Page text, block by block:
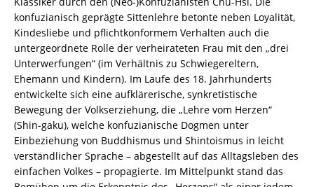
–
ISBN
9783826064050
/
978-
3-
8260-
6405-
0
/
978-
3-
konfuzianisch geprägte Sittenlehre betonte neben Loyalität,
Kindesliebe und pflichtkonformem Verhalten auch die
untergeordnete Rolle der verheirateten Frau mit den „drei
Unterwerfungen“ (im Verhältnis zu Schwiegereltern,
Ehemann und Kindern). Im Laufe des 18. Jahrhunderts
entwickelte sich eine aufklärerische, synkretistische
Bewegung der Volkserziehung, die „Lehre vom Herzen“
(Shin-gaku), welche konfuzianische Dogmen unter
Einbeziehung von Buddhismus und Shintoismus in leicht
verständlicher Sprache – abgestellt auf das Alltagsleben des
einfachen Volkes – propagierte. Im Mittelpunkt stand das